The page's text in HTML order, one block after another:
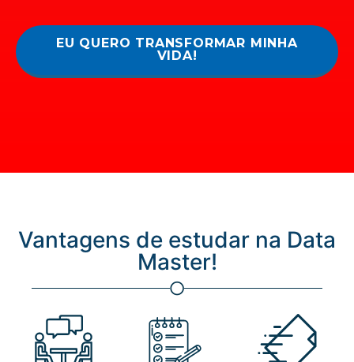
EU QUERO TRANSFORMAR MINHA
VIDA!
Vantagens de estudar na Data
Master!